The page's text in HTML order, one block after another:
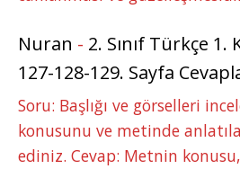
Nuran - 2. Sınıf Türkçe 1.
127-128-129. Sayfa
Soru: Başlığı ve görselleri
konusunu ve metinde
ediniz. Cevap: Metnin